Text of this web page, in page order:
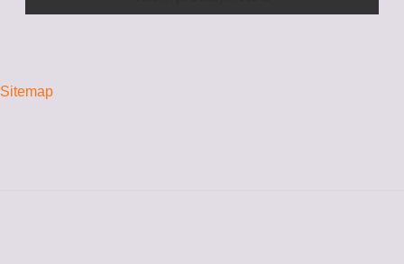
Sitemap